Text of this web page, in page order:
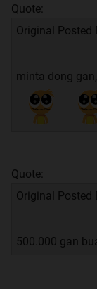
Quote:
Original Posted
minta dong
Quote:
Original Posted
500.000 gan